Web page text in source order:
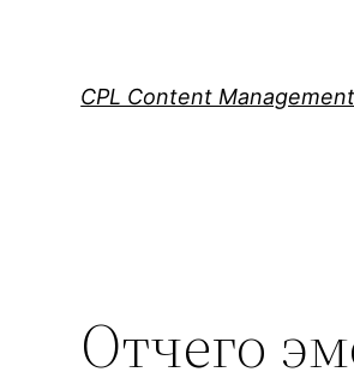
CPL Content
Отчего